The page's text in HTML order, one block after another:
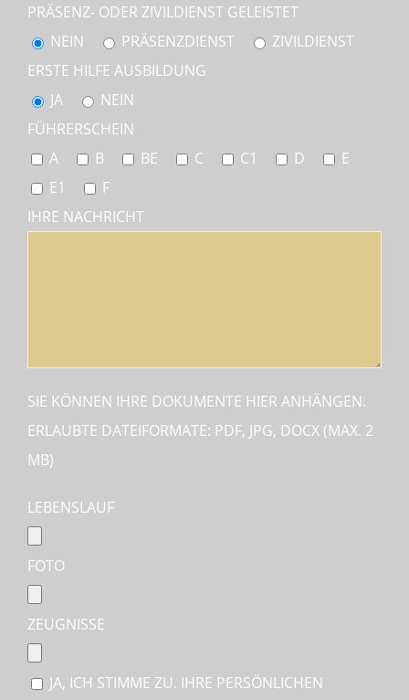
PRÄSENZ- ODER ZIVILDIENST GELEISTET
NEIN
PRÄSENZDIENST
ZIVILDIENST
ERSTE HILFE AUSBILDUNG
JA
NEIN
FÜHRERSCHEIN
A
B BE C C1 D
E
E1
F
IHRE NACHRICHT
SIE KÖNNEN IHRE DOKUMENTE HIER ANHÄNGEN.
ERLAUBTE DATEIFORMATE: PDF, JPG, DOCX (MAX. 2
MB)
LEBENSLAUF
FOTO
ZEUGNISSE
JA, ICH STIMME ZU. IHRE PERSÖNLICHEN